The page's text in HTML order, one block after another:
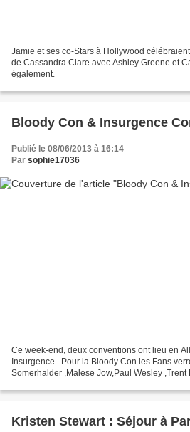
Jamie et ses co-Stars à Hollywood
de Cassandra Clare avec Ashley Greene et
également.
Bloody Con & Insurgence
Publié le 08/06/2013 à 16:14
Par sophie17036
Ce week-end, deux conventions ont lieu en
Insurgence . Pour la Bloody Con les Fans
Somerhalder ,Malese Jow,Paul Wesley
Kristen Stewart : Séjour à